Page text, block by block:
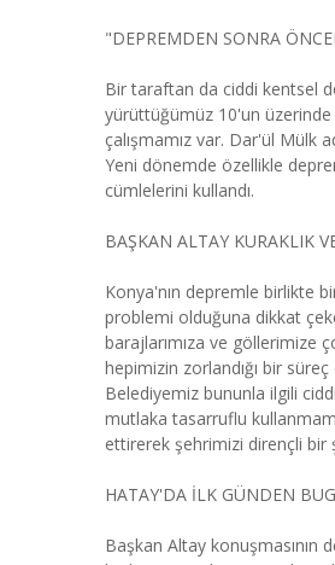
"DEPREMDEN SONRA
Bir taraftan da ciddi kentsel
yürüttüğümüz 10'un üzerinde
çalışmamız var. Dar'ül Mülk
Yeni dönemde özellikle
cümlelerini kullandı.
BAŞKAN ALTAY KURAKLIK
Konya'nın depremle birlikte
problemi olduğuna dikkat
barajlarımıza ve göllerimize
hepimizin zorlandığı bir
Belediyemiz bununla ilgili
mutlaka tasarruflu
ettirerek şehrimizi dirençli bir
HATAY'DA İLK GÜNDEN
Başkan Altay konuşmasının